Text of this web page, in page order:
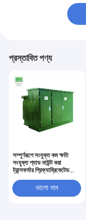
প্রস্তাবিত পণ্য
সম্পূর্ণরূপে সংযুক্ত কম ক্ষতি
সংযুক্ত প্যাড মাউন্ট করা
ট্রান্সফর্মার প্রিফ্যাব্রিকেটেড
ভালো দাম